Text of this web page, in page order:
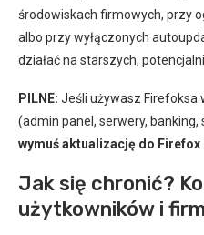
środowiskach firmowych, przy
albo przy wyłączonych
działać na starszych,
PILNE: Jeśli używasz Firefoksa
(admin panel, serwery,
wymuś aktualizację do Firefox
Jak się chronić?
użytkowników i firm